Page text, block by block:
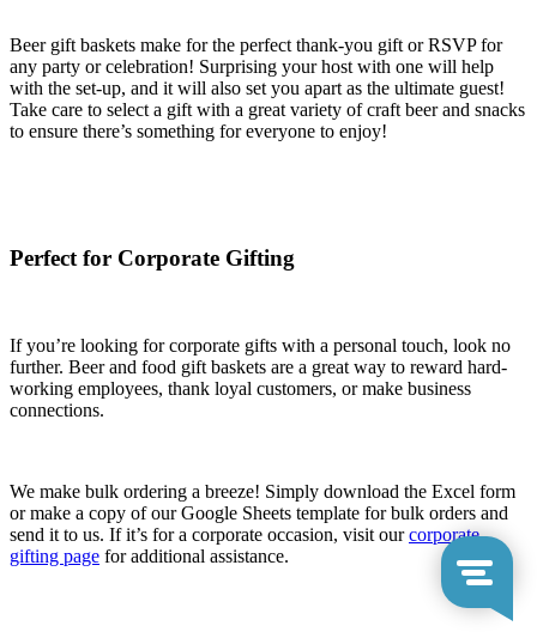
Beer gift baskets make for the perfect thank-you gift or RSVP for
any party or celebration! Surprising your host with one will help
with the set-up, and it will also set you apart as the ultimate guest!
Take care to select a gift with a great variety of craft beer and snacks
to ensure there’s something for everyone to enjoy!
Perfect for Corporate Gifting
If you’re looking for corporate gifts with a personal touch, look no
further. Beer and food gift baskets are a great way to reward hard-
working employees, thank loyal customers, or make business
connections.
We make bulk ordering a breeze! Simply download the Excel form
or make a copy of our Google Sheets template for bulk orders and
send it to us. If it’s for a corporate occasion, visit ourcorporate
gifting page for additional assistance.